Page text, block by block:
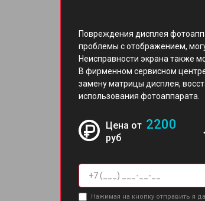
Повреждения дисплея
проблемы с отображением,
Неисправности экрана также
В фирменном сервисном
замену матрицы дисплея,
использования фотоаппарата.
Цена от 2200
руб
Нажимая на кнопку отправить я